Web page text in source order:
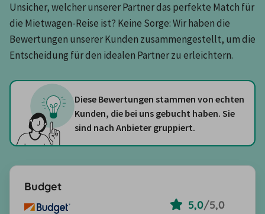
Unsicher, welcher unserer Partner das perfekte Match für
die Mietwagen-Reise ist? Keine Sorge: Wir haben die
Bewertungen unserer Kunden zusammengestellt, um die
Entscheidung für den idealen Partner zu erleichtern.
Diese Bewertungen stammen von echten
Kunden, die bei uns gebucht haben. Sie
sind nach Anbieter gruppiert.
Budget
5,0/5,0